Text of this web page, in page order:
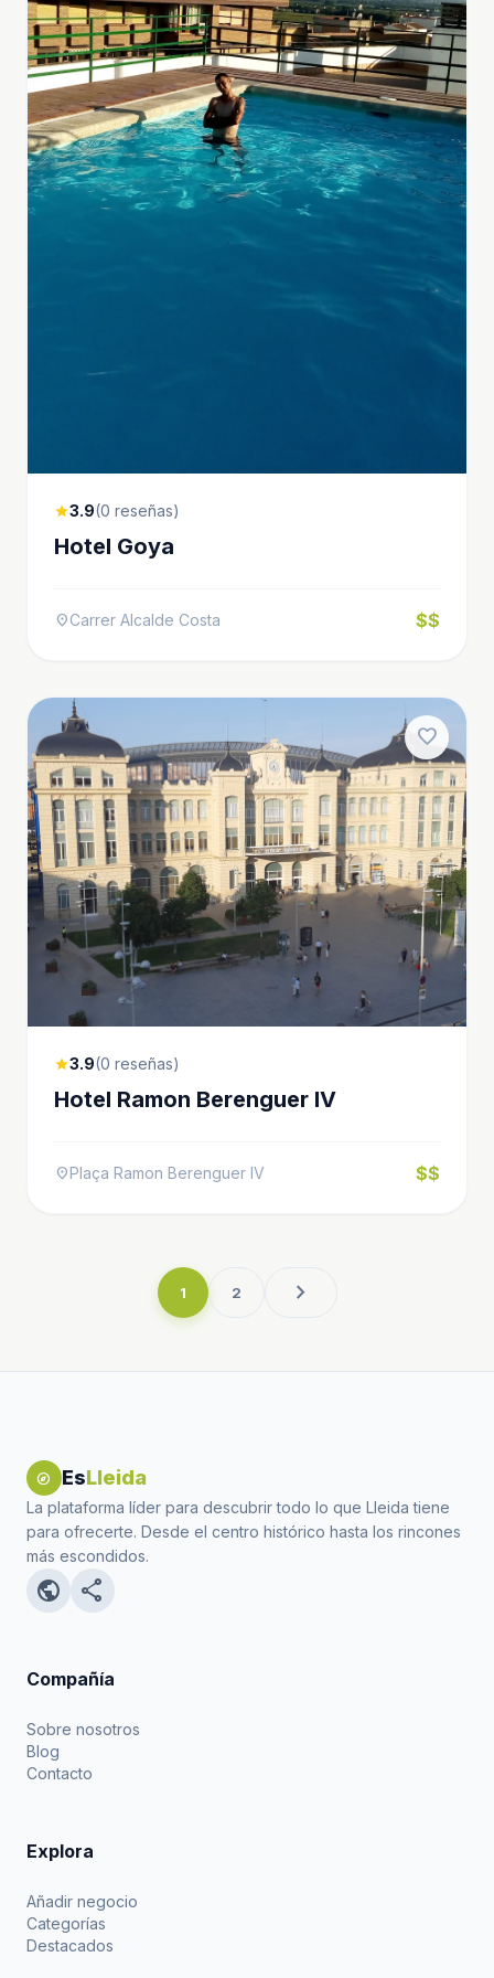
star3.9(0 reseñas)
Hotel Goya
location_onCarrer Alcalde Costa $$
favorite
star3.9(0 reseñas)
Hotel Ramon Berenguer IV
location_onPlaça Ramon Berenguer IV $$
1 2 chevron_right
explore EsLleida
La plataforma líder para descubrir todo lo que Lleida tiene
para ofrecerte. Desde el centro histórico hasta los rincones
más escondidos.
public share
Compañía
Sobre nosotros
Blog
Contacto
Explora
Añadir negocio
Categorías
Destacados